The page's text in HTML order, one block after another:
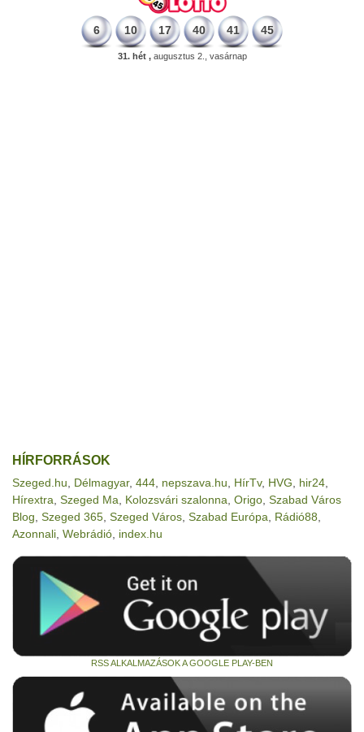
6 10 17 40 41 45
31. hét ,augusztus 2., vasárnap
HÍRFORRÁSOK
Szeged.hu Délmagyar, 444 nepszava.hu HírTv, HVG hir24
Hírextra Szeged Ma Kolozsvári szalonna Origo Szabad Város
Blog Szeged 365 Szeged Város Szabad Európa Rádió88
Azonnali Webrádió index.hu
RSS ALKALMAZÁSOK A GOOGLE PLAY-BEN